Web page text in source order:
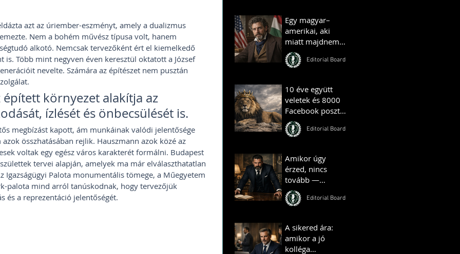
azt az úriember-eszményt, amely a dualizmus
Nem a bohém művész típusa volt, hanem
alkotó. Nemcsak tervezőként ért el kiemelkedő
is. Több mint negyven éven keresztül oktatott a József
nevelte. Számára az építészet nem pusztán
épített környezet alakítja az
ízlését és önbecsülését is.
megbízást kapott, ám munkáinak valódi jelentősége
összhatásában rejlik. Hauszmann azok közé az
voltak egy egész város karakterét formálni. Budapest
tervei alapján, amelyek ma már elválaszthatatlan
Igazságügyi Palota monumentális tömege, a Műegyetem
palota mind arról tanúskodnak, hogy tervezőjük
és a reprezentáció jelentőségét.
Egy magyar–
amerikai, aki
miatt majdnem
háború tört ki –
és egy másik, aki
Amerikában
Editorial Board
10 éve együtt
veletek és 8000
Facebook poszt
— Hungarian
GentlemenEditorial Board
Amikor úgy
érzed, nincs
tovább —
valójában ott
kezdődik minden
Editorial Board
A sikered ára:
amikor a jó
kolléga